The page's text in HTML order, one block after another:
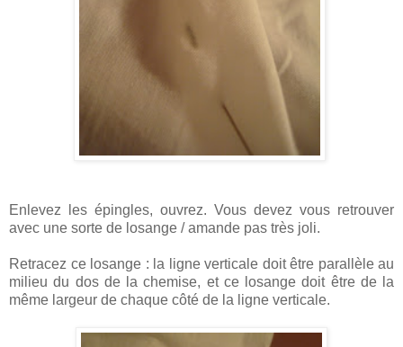
Enlevez les épingles, ouvrez. Vous devez vous retrouver
avec une sorte de losange / amande pas très joli.
Retracez ce losange : la ligne verticale doit être parallèle au
milieu du dos de la chemise, et ce losange doit être de la
même largeur de chaque côté de la ligne verticale.